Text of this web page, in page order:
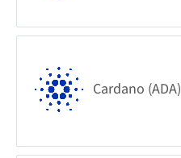
Cardano (ADA)